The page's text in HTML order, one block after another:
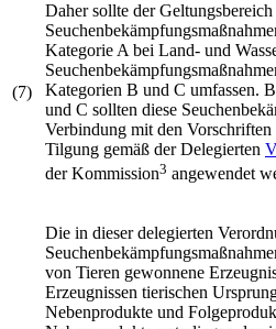
(7)
Daher sollte der
Kategorie A bei Land- und
Kategorien B und C umfassen.
und C sollten diese
Verbindung mit den
Tilgung gemäß der Delegierten
der Kommission3 angewendet
Die in dieser delegierten
von Tieren gewonnene
Erzeugnissen tierischen
Nebenprodukte und